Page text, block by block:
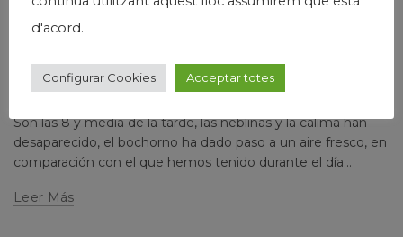
Humanismo
PRIMAVERA, VERANO Y OTOÑO TÓRRIDOS
Escrito porjosepmariavia 2 comments
Son las 8 y media de la tarde, las neblinas y la calima han
desaparecido, el bochorno ha dado paso a un aire fresco, en
comparación con el que hemos tenido durante el día...
Leer Más
d'acord.
Configurar Cookies Acceptar totes